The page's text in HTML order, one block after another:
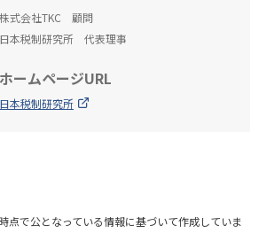
株式会社TKC 顧問
日本税制研究所 代表理事
ホームページURL
日本税制研究所
点で公となっている情報に基づいて作成していま